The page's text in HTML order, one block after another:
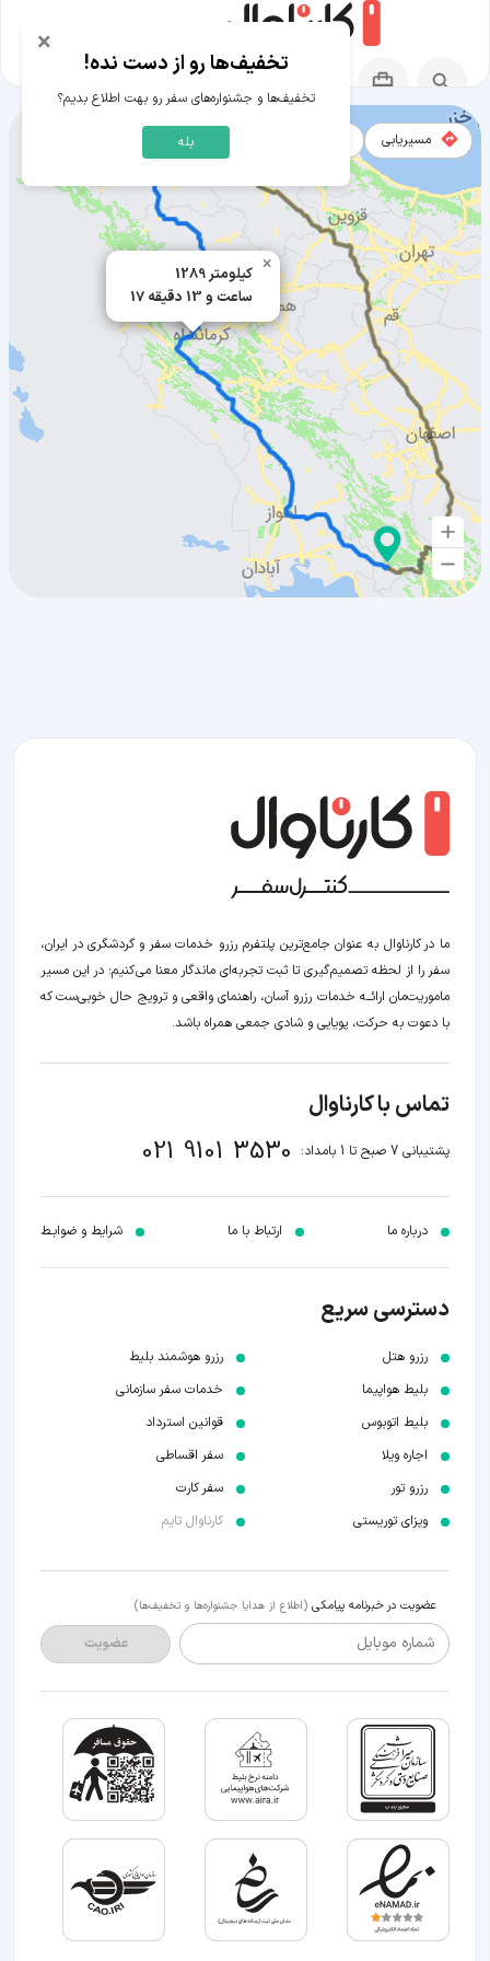
1289 کیلومتر
17 ساعت و 13 دقیقه
×
مسیریابی
مسیر دوگنبدان به ارومیه
ما در کارناوال به عنوان جامع‌ترین پلتفرم رزرو خدمات سفر و گردشگری در ایران،
سفر را از لحظه‌ تصمیم‌گیری تا ثبت تجربه‌ای ماندگار معنا می‌کنیم؛ در این مسیر‍
ماموریت‌مان اراﺋــﻪ خدمات رزرو آسان، راهنمای واقعی و ترویج حال خوبی‌ست که
با دعوت به حرکت، پویایی و شادی جمعی همراه باشد.
تماس با کارناوال
پشتیبانی 7 صبح تا 1 بامداد: 021 9101 3530
درباره ما ارتباط با ما شرایط و ضوابـط
دسترسی سریع
رزرو هتل
بلیط هواپیما
بلیط اتوبوس
اجاره ویلا
رزرو تور
ویزای توریستی
رزرو هوشمند بلیط
خدمات سفر سازمانی
قوانین استرداد
سفر اقساطی
سفر کارت
کارناوال تایم
عضویت در خبرنامه پیامکی (اطلاع از هدایا جشنواره‌ها و تخفیف‌ها)
شماره موبایل عضویت
× تخفیف‌ها رو از دست نده!
تخفیف‌ها و جشنواره‌های سفر رو بهت اطلاع بدیم؟
بله